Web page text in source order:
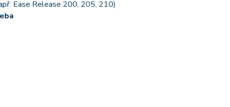
Ease Release 200, 205, 210)